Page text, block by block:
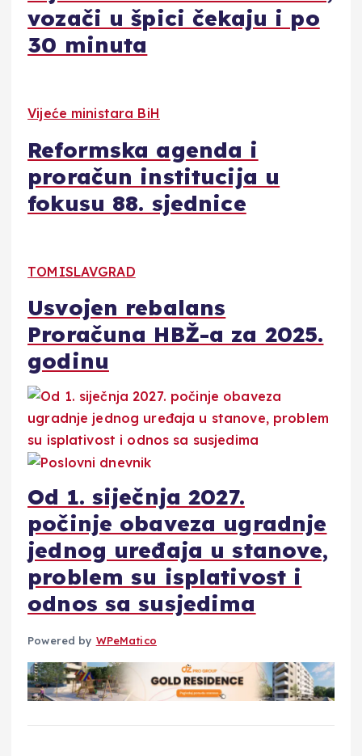
vozači u špici čekaju i po
30 minuta
Vijeće ministara BiH
Reformska agenda i
proračun institucija u
fokusu 88. sjednice
TOMISLAVGRAD
Usvojen rebalans
Proračuna HBŽ-a za 2025.
godinu
Od 1. siječnja 2027.
počinje obaveza ugradnje
jednog uređaja u stanove,
problem su isplativost i
odnos sa susjedima
Powered by WPeMatico